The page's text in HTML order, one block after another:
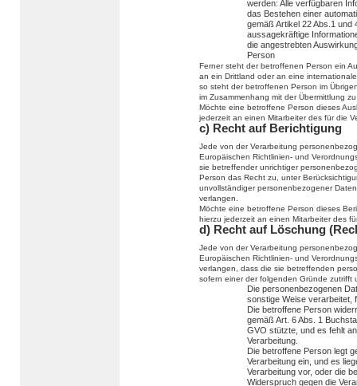
werden: Alle verfügbaren
das Bestehen einer
gemäß Artikel 22 Abs.1
aussagekräftige
die angestrebten
Person
Ferner steht der betroffenen Person ein
an ein Drittland oder an eine
so steht der betroffenen Person im
im Zusammenhang mit der Übermittlung
Möchte eine betroffene Person dieses
jederzeit an einen Mitarbeiter des für die
c) Recht auf Berichtigung
Jede von der Verarbeitung
Europäischen Richtlinien- und
sie betreffender unrichtiger
Person das Recht zu, unter
unvollständiger personenbezogener
verlangen.
Möchte eine betroffene Person dieses
hierzu jederzeit an einen Mitarbeiter des
d) Recht auf Löschung
Jede von der Verarbeitung
Europäischen Richtlinien- und
verlangen, dass die sie betreffenden
sofern einer der folgenden Gründe zutrifft
Die personenbezogenen
sonstige Weise verarbeitet,
Die betroffene Person
gemäß Art. 6 Abs. 1
GVO stützte, und es fehlt
Verarbeitung.
Die betroffene Person legt
Verarbeitung ein, und es
Verarbeitung vor, oder die
Widerspruch gegen die